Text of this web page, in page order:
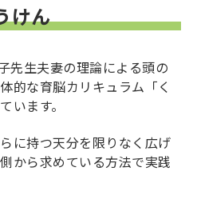
けん
先生夫妻の理論による頭の
的な育脳カリキュラム「く
います。
に持つ天分を限りなく広げ
から求めている方法で実践